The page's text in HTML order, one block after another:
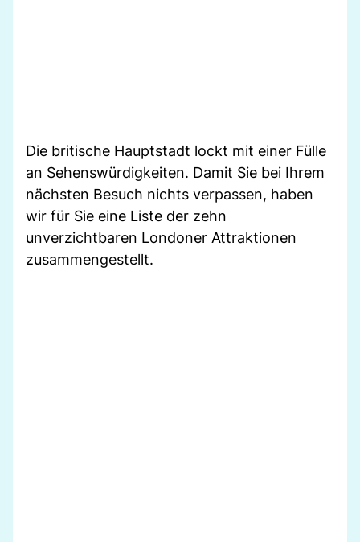
Die britische Hauptstadt lockt mit einer Fülle
an Sehenswürdigkeiten. Damit Sie bei Ihrem
nächsten Besuch nichts verpassen, haben
wir für Sie eine Liste der zehn
unverzichtbaren Londoner Attraktionen
zusammengestellt.